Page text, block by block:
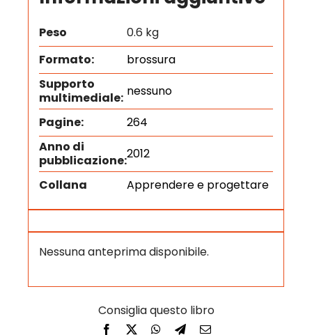
Peso
0.6 kg
Formato:
brossura
Supporto
multimediale: nessuno
Pagine:
264
Anno di
pubblicazione:2012
Collana
Apprendere e progettare
Nessuna anteprima disponibile.